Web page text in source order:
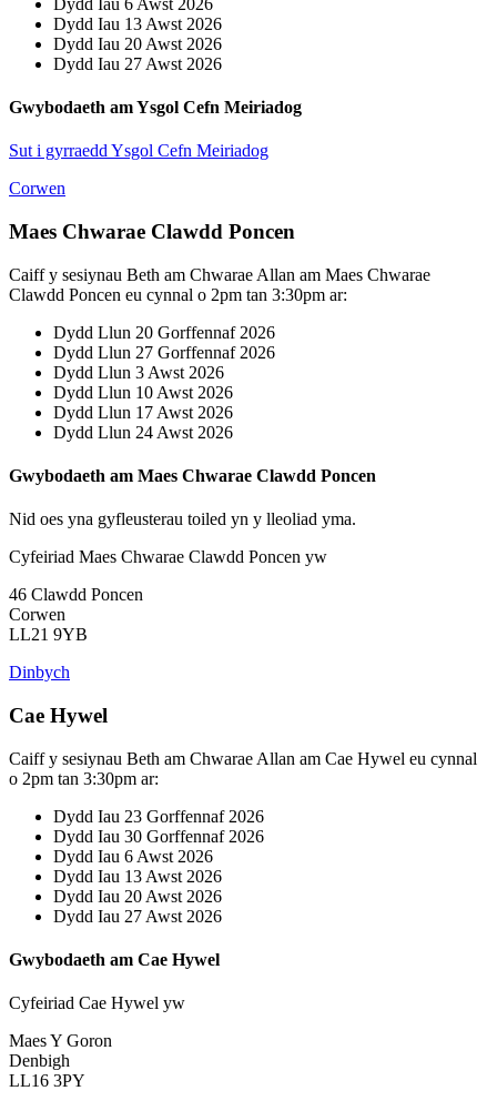
Dydd Iau 13 Awst 2026
Dydd Iau 20 Awst 2026
Dydd Iau 27 Awst 2026
Gwybodaeth am Ysgol Cefn Meiriadog
Sut i gyrraedd Ysgol Cefn Meiriadog
Corwen
Maes Chwarae Clawdd Poncen
Caiff y sesiynau Beth am Chwarae Allan am Maes Chwarae
Clawdd Poncen eu cynnal o 2pm tan 3:30pm ar:
Dydd Llun 20 Gorffennaf 2026
Dydd Llun 27 Gorffennaf 2026
Dydd Llun 3 Awst 2026
Dydd Llun 10 Awst 2026
Dydd Llun 17 Awst 2026
Dydd Llun 24 Awst 2026
Gwybodaeth am Maes Chwarae Clawdd Poncen
Nid oes yna gyfleusterau toiled yn y lleoliad yma.
Cyfeiriad Maes Chwarae Clawdd Poncen yw
46 Clawdd Poncen
Corwen
LL21 9YB
Dinbych
Cae Hywel
Caiff y sesiynau Beth am Chwarae Allan am Cae Hywel eu cynnal
o 2pm tan 3:30pm ar:
Dydd Iau 23 Gorffennaf 2026
Dydd Iau 30 Gorffennaf 2026
Dydd Iau 6 Awst 2026
Dydd Iau 13 Awst 2026
Dydd Iau 20 Awst 2026
Dydd Iau 27 Awst 2026
Gwybodaeth am Cae Hywel
Cyfeiriad Cae Hywel yw
Maes Y Goron
Denbigh
LL16 3PY